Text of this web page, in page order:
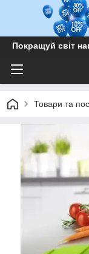
Покращуй світ
Товари та